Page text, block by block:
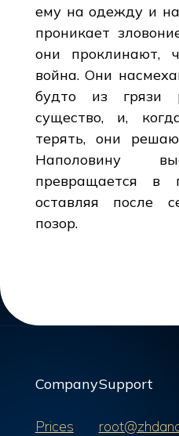
ему на одежду и
проникает
они проклинают,
война. Они
будто из грязи
существо, и,
терять, они
Наполовину
превращается в
оставляя после
позор.
Company
Prices
Support